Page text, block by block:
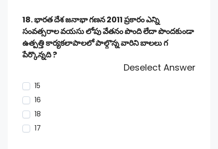
18. భారత దేశ జనాభా గణన 2011 ప్రకారం ఎన్ని
సంవత్సరాల వయసు లోపు వేతనం పొంది లేదా పొందకుండా
ఉత్పత్తి కార్యకలాపాలలో పాల్గొన్న వారిని బాలలు గ
పేర్కొన్నది ?
Deselect Answer
15
16
18
17